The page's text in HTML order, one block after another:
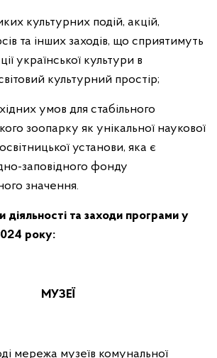
культурних подій, акцій,
та інших заходів, що сприятимуть
української культури в
культурний простір;
умов для стабільного
зоопарку як унікальної наукової
установи, яка є
заповідного фонду
значення.
діяльності та заходи програми у
року:
МУЗЕЇ
мережа музеїв комунальної